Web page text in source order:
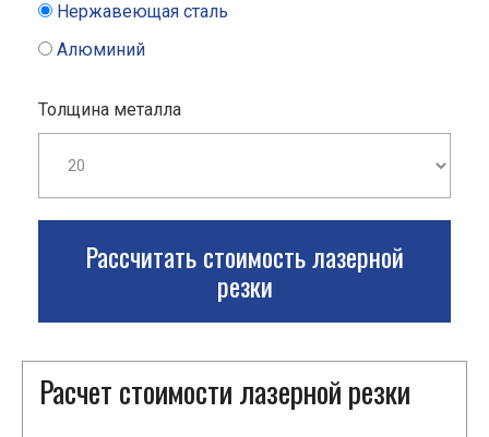
Нержавеющая сталь
Алюминий
Толщина металла
Рассчитать стоимость лазерной
резки
Расчет стоимости лазерной резки